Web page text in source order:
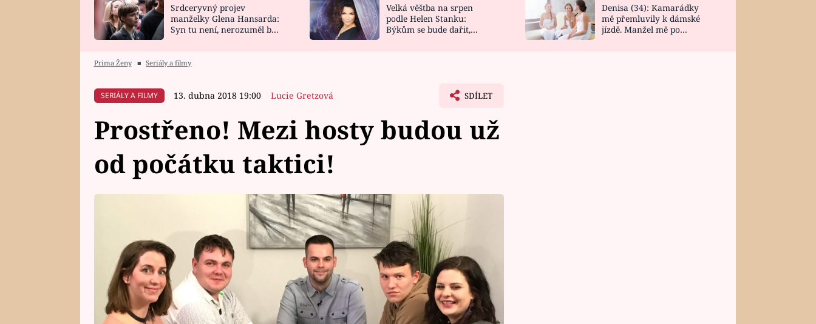
HOROSKOP NA
CELEBRITY
VAŘENÍ
NOVINKY
VIDEORECEPTY
DESIGN
Srdceryvný projev
manželky Glena Hansarda:
Syn tu není, nerozuměl by
Velká věštba na srpen
podle Helen Stanku:
Býkům se bude dařit,
Denisa (34): Kamarádky
mě přemluvily k dámské
jízdě. Manžel mě po
Prima Ženy ■ Seriály a filmy
SERIÁLY A FILMY 13. dubna 2018 19:00 Lucie Gretzová SDÍLET
Prostřeno! Mezi hosty budou už
od počátku taktici!